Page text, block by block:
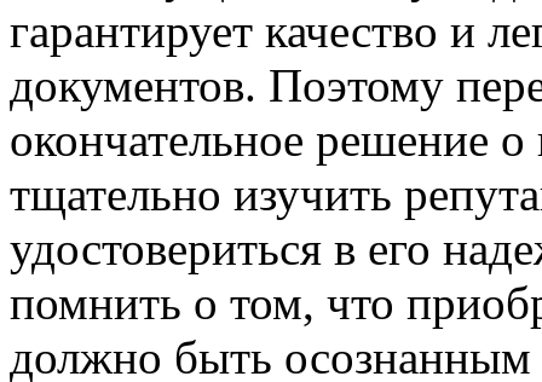
гарантирует качество и
документов. Поэтому
окончательное решение
тщательно изучить
удостовериться в его
помнить о том, что
должно быть